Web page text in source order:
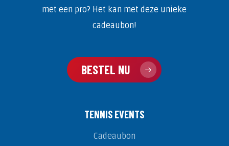
met een pro? Het kan met deze unieke
cadeaubon!
BESTEL NU
TENNIS EVENTS
Cadeaubon